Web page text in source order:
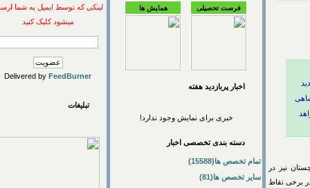
نیز در
و در برخی نقاط
فرصت تحصیلی همایش ها
اخبار پربازديد هفته
خبری برای نمایش وجود ندارد!
دسته بندی تخصصی اخبار
تمام تخصص ها(15588)
سایر تخصص ها(81)
لینکی که توسط ایمیل به شما ارسال
میشود کلیک کنید
Delivered byFeedBurner
تبلیغات